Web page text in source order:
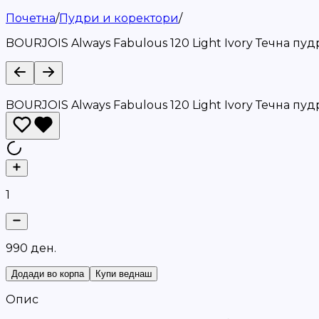
Почетна/Пудри и коректори/
BOURJOIS Always Fabulous 120 Light Ivory Течна
BOURJOIS Always Fabulous 120 Light Ivory Течна
1
990 ден.
Додади во корпа Купи веднаш
Опис